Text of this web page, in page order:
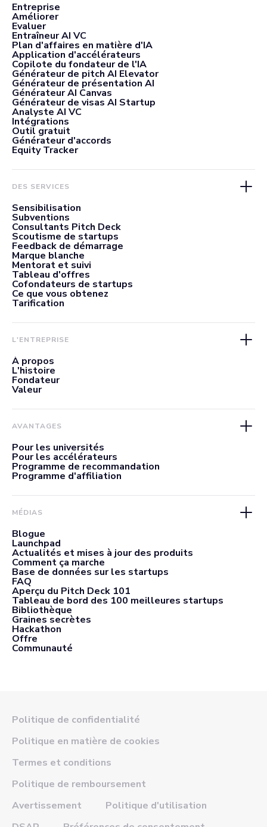
Entreprise
Améliorer
Evaluer
Entraîneur AI VC
Plan d'affaires en matière d'IA
Application d'accélérateurs
Copilote du fondateur de l'IA
Générateur de pitch AI Elevator
Générateur de présentation AI
Générateur AI Canvas
Générateur de visas AI Startup
Analyste AI VC
Intégrations
Outil gratuit
Générateur d'accords
Equity Tracker
DES SERVICES
Sensibilisation
Subventions
Consultants Pitch Deck
Scoutisme de startups
Feedback de démarrage
Marque blanche
Mentorat et suivi
Tableau d'offres
Cofondateurs de startups
Ce que vous obtenez
Tarification
L'ENTREPRISE
À propos
L'histoire
Fondateur
Valeur
AVANTAGES
Pour les universités
Pour les accélérateurs
Programme de recommandation
Programme d'affiliation
MÉDIAS
Blogue
Launchpad
Actualités et mises à jour des produits
Comment ça marche
Base de données sur les startups
FAQ
Aperçu du Pitch Deck 101
Tableau de bord des 100 meilleures startups
Bibliothèque
Graines secrètes
Hackathon
Offre
Communauté
Politique de confidentialité
Politique en matière de cookies
Termes et conditions
Politique de remboursement
Avertissement
Politique d'utilisation